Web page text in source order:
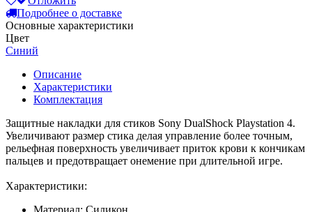
Подробнее о доставке
Основные характеристики
Цвет
Синий
Описание
Характеристики
Комплектация
Защитные накладки для стиков Sony DualShock Playstation 4.
Увеличивают размер стика делая управление более точным,
рельефная поверхность увеличивает приток крови к кончикам
пальцев и предотвращает онемение при длительной игре.
Характеристики:
Материал: Силикон